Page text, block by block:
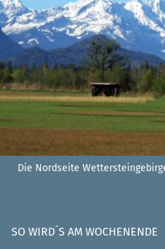
Die Nordseite
SO WIRD´S AM WOCHENENDE